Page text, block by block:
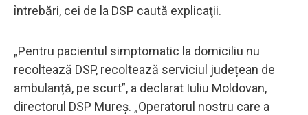
întrebări, cei de la DSP caută explicaţii.
„Pentru pacientul simptomatic la domiciliu nu
recoltează DSP, recoltează serviciul județean de
ambulanță, pe scurt”, a declarat Iuliu Moldovan,
directorul DSP Mureș. „Operatorul nostru care a